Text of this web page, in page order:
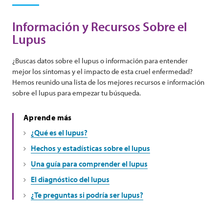
Información y Recursos Sobre el
Lupus
¿Buscas datos sobre el lupus o información para entender
mejor los síntomas y el impacto de esta cruel enfermedad?
Hemos reunido una lista de los mejores recursos e información
sobre el lupus para empezar tu búsqueda.
Aprende más
¿Qué es el lupus?
Hechos y estadísticas sobre el lupus
Una guía para comprender el lupus
El diagnóstico del lupus
¿Te preguntas si podría ser lupus?